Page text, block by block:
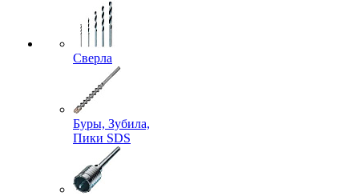
Сверла
Буры, Зубила,
Пики SDS